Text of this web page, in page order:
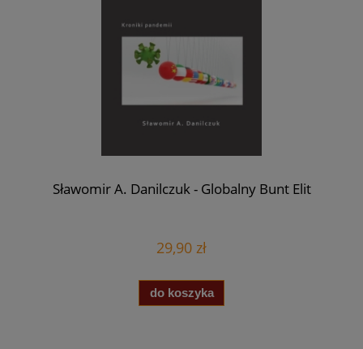
Sławomir A. Danilczuk - Globalny Bunt Elit
29,90 zł
do koszyka